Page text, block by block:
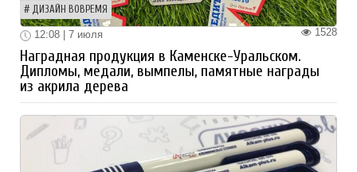
ДИЗАЙН ВОВРЕМЯ
1528
12:08 | 7 июля
Наградная продукция в Каменске-Уральском.
Дипломы, медали, вымпелы, памятные награды
из акрила дерева